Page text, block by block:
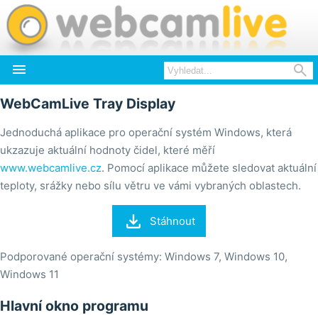
 
WebCamLive Tray Display
Jednoduchá aplikace pro operační systém Windows, která
ukzazuje aktuální hodnoty čidel, které měří
www.webcamlive.cz. Pomocí aplikace můžete sledovat aktuální
teploty, srážky nebo sílu větru ve vámi vybraných oblastech.
 Stáhnout
Podporované operační systémy: Windows 7, Windows 10,
Windows 11
Hlavní okno programu